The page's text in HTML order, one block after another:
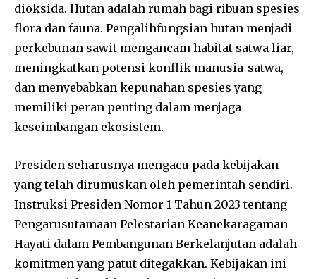
dioksida. Hutan adalah rumah bagi ribuan spesies
flora dan fauna. Pengalihfungsian hutan menjadi
perkebunan sawit mengancam habitat satwa liar,
meningkatkan potensi konflik manusia-satwa,
dan menyebabkan kepunahan spesies yang
memiliki peran penting dalam menjaga
keseimbangan ekosistem.
Presiden seharusnya mengacu pada kebijakan
yang telah dirumuskan oleh pemerintah sendiri.
Instruksi Presiden Nomor 1 Tahun 2023 tentang
Pengarusutamaan Pelestarian Keanekaragaman
Hayati dalam Pembangunan Berkelanjutan adalah
komitmen yang patut ditegakkan. Kebijakan ini